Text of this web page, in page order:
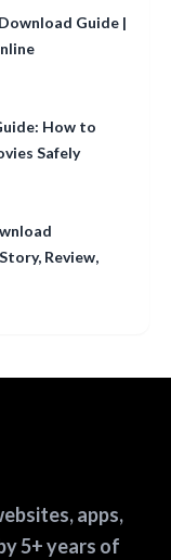
Guide |
How to
Safely
Review,
apps,
5+ years of